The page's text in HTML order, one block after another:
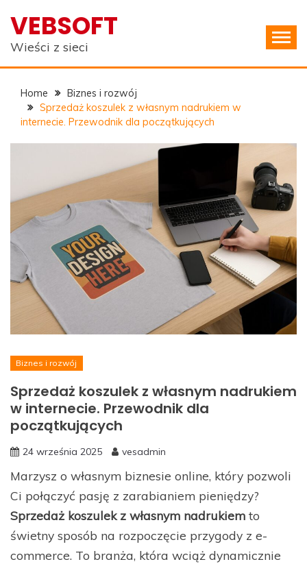
content
VEBSOFT
Wieści z sieci
Home
Biznes i rozwój
Sprzedaż koszulek z własnym nadrukiem w
internecie. Przewodnik dla początkujących
Biznes i rozwój
Sprzedaż koszulek z własnym nadrukiem
w internecie. Przewodnik dla
początkujących
24 września 2025 vesadmin
Marzysz o własnym biznesie online, który pozwoli
Ci połączyć pasję z zarabianiem pieniędzy?
Sprzedaż koszulek z własnym nadrukiem to
świetny sposób na rozpoczęcie przygody z e-
commerce. To branża, która wciąż dynamicznie